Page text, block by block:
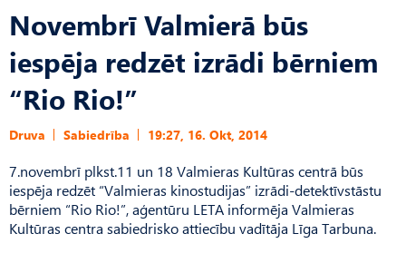
Novembrī Valmierā būs
iespēja redzēt izrādi bērniem
“Rio Rio!”
Druva Sabiedrība 19:27, 16. Okt, 2014
7.novembrī plkst.11 un 18 Valmieras Kultūras centrā būs
iespēja redzēt “Valmieras kinostudijas” izrādi-detektīvstāstu
bērniem “Rio Rio!”, aģentūru LETA informēja Valmieras
Kultūras centra sabiedrisko attiecību vadītāja Līga Tarbuna.